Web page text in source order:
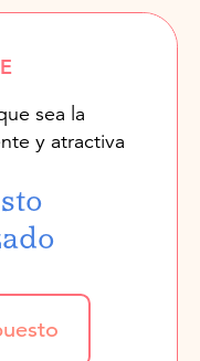
sea la
y atractiva